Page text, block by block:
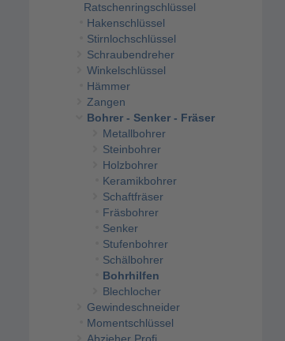
Ratschenringschlüssel
Hakenschlüssel
Stirnlochschlüssel
Schraubendreher
Winkelschlüssel
Hämmer
Zangen
Bohrer - Senker - Fräser
Metallbohrer
Steinbohrer
Holzbohrer
Keramikbohrer
Schaftfräser
Fräsbohrer
Senker
Stufenbohrer
Schälbohrer
Bohrhilfen
Blechlocher
Gewindeschneider
Momentschlüssel